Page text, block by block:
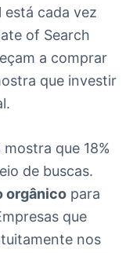
está cada vez
of Search
a comprar
que investir
que 18%
de buscas.
orgânico para
que
nos